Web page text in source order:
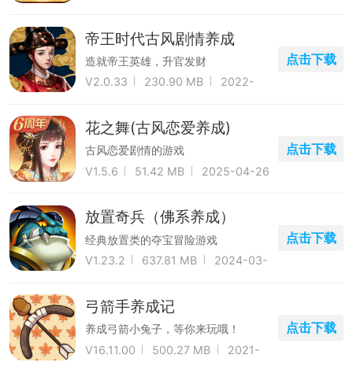
帝王时代古风剧情养成
造就帝王英雄，升官发财
V2.0.33
230.90 MB
2022-
点击下载
花之舞(古风恋爱养成)
古风恋爱剧情的游戏
V1.5.6
51.42 MB 2025-04-26
点击下载
放置奇兵（佛系养成）
经典放置类的夺宝冒险游戏
V1.23.2
637.81 MB
2024-03-
点击下载
弓箭手养成记
养成弓箭小兔子，等你来玩哦！
V16.11.00
500.27 MB
2021-
点击下载